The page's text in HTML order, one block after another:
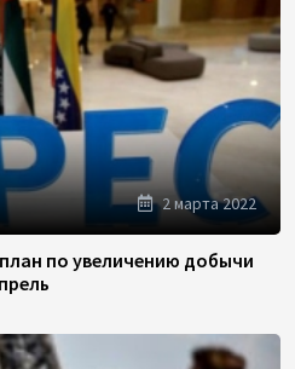
2 марта 2022
по увеличению добычи